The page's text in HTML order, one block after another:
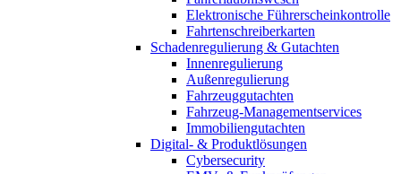
Elektronische Führerscheinkontrolle
Fahrtenschreiberkarten
Schadenregulierung & Gutachten
Innenregulierung
Außenregulierung
Fahrzeuggutachten
Fahrzeug-Managementservices
Immobiliengutachten
Digital- & Produktlösungen
Cybersecurity